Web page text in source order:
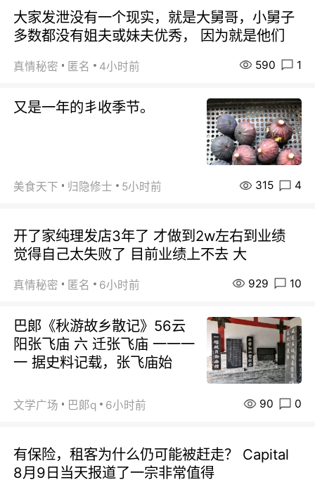
大家发泄没有一个现实，就是大舅哥，小舅子
多数都没有姐夫或妹夫优秀， 因为就是他们
真情秘密 匿名 4小时前 590 1
又是一年的丯收季节。
美食天下 归隐修士 5小时前 315 4
开了家纯理发店3年了 才做到2w左右到业绩
觉得自己太失败了 目前业绩上不去 大
真情秘密 匿名 6小时前 929 10
巴郞《秋游故乡散记》56云
阳张飞庙 六 迁张飞庙 一一一
一 据史料记载，张飞庙始
文学广场 巴郞q 6小时前 90 0
有保险，租客为什么仍可能被赶走？ Capital
8月9日当天报道了一宗非常值得